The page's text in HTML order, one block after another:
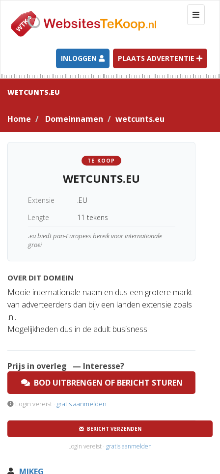
T
o
g
l
e
n
a
t
INLOGGEN PLAATS ADVERTENTIE
WETCUNTS.EU
Home Domeinnamen wetcunts.eu
TE KOOP
WETCUNTS.EU
Extensie
.EU
Lengte
11 tekens
.eu biedt pan-Europees bereik voor internationale
groei
OVER DIT DOMEIN
Mooie internationale naam en dus een grotere markt
van adverteerders dan bijv een landen extensie zoals
.nl.
Mogelijkheden dus in de adult busisness
Prijs in overleg
— Interesse?
BOD UITBRENGEN OF BERICHT STUREN
Login vereist · gratis aanmelden
BERICHT VERZENDEN
Login vereist · gratis aanmelden
MIKEG